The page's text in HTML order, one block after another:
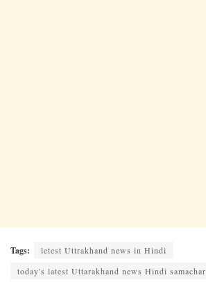
Tags:
letest Uttrakhand news in Hindi
today's latest Uttarakhand news Hindi samachar